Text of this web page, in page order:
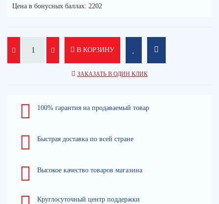
Цена в бонусных баллах: 2202
В КОРЗИНУ
ЗАКАЗАТЬ В ОДИН КЛИК
100% гарантия на продаваемый товар
Быстрая доставка по всей стране
Высокое качество товаров магазина
Круглосуточный центр поддержки